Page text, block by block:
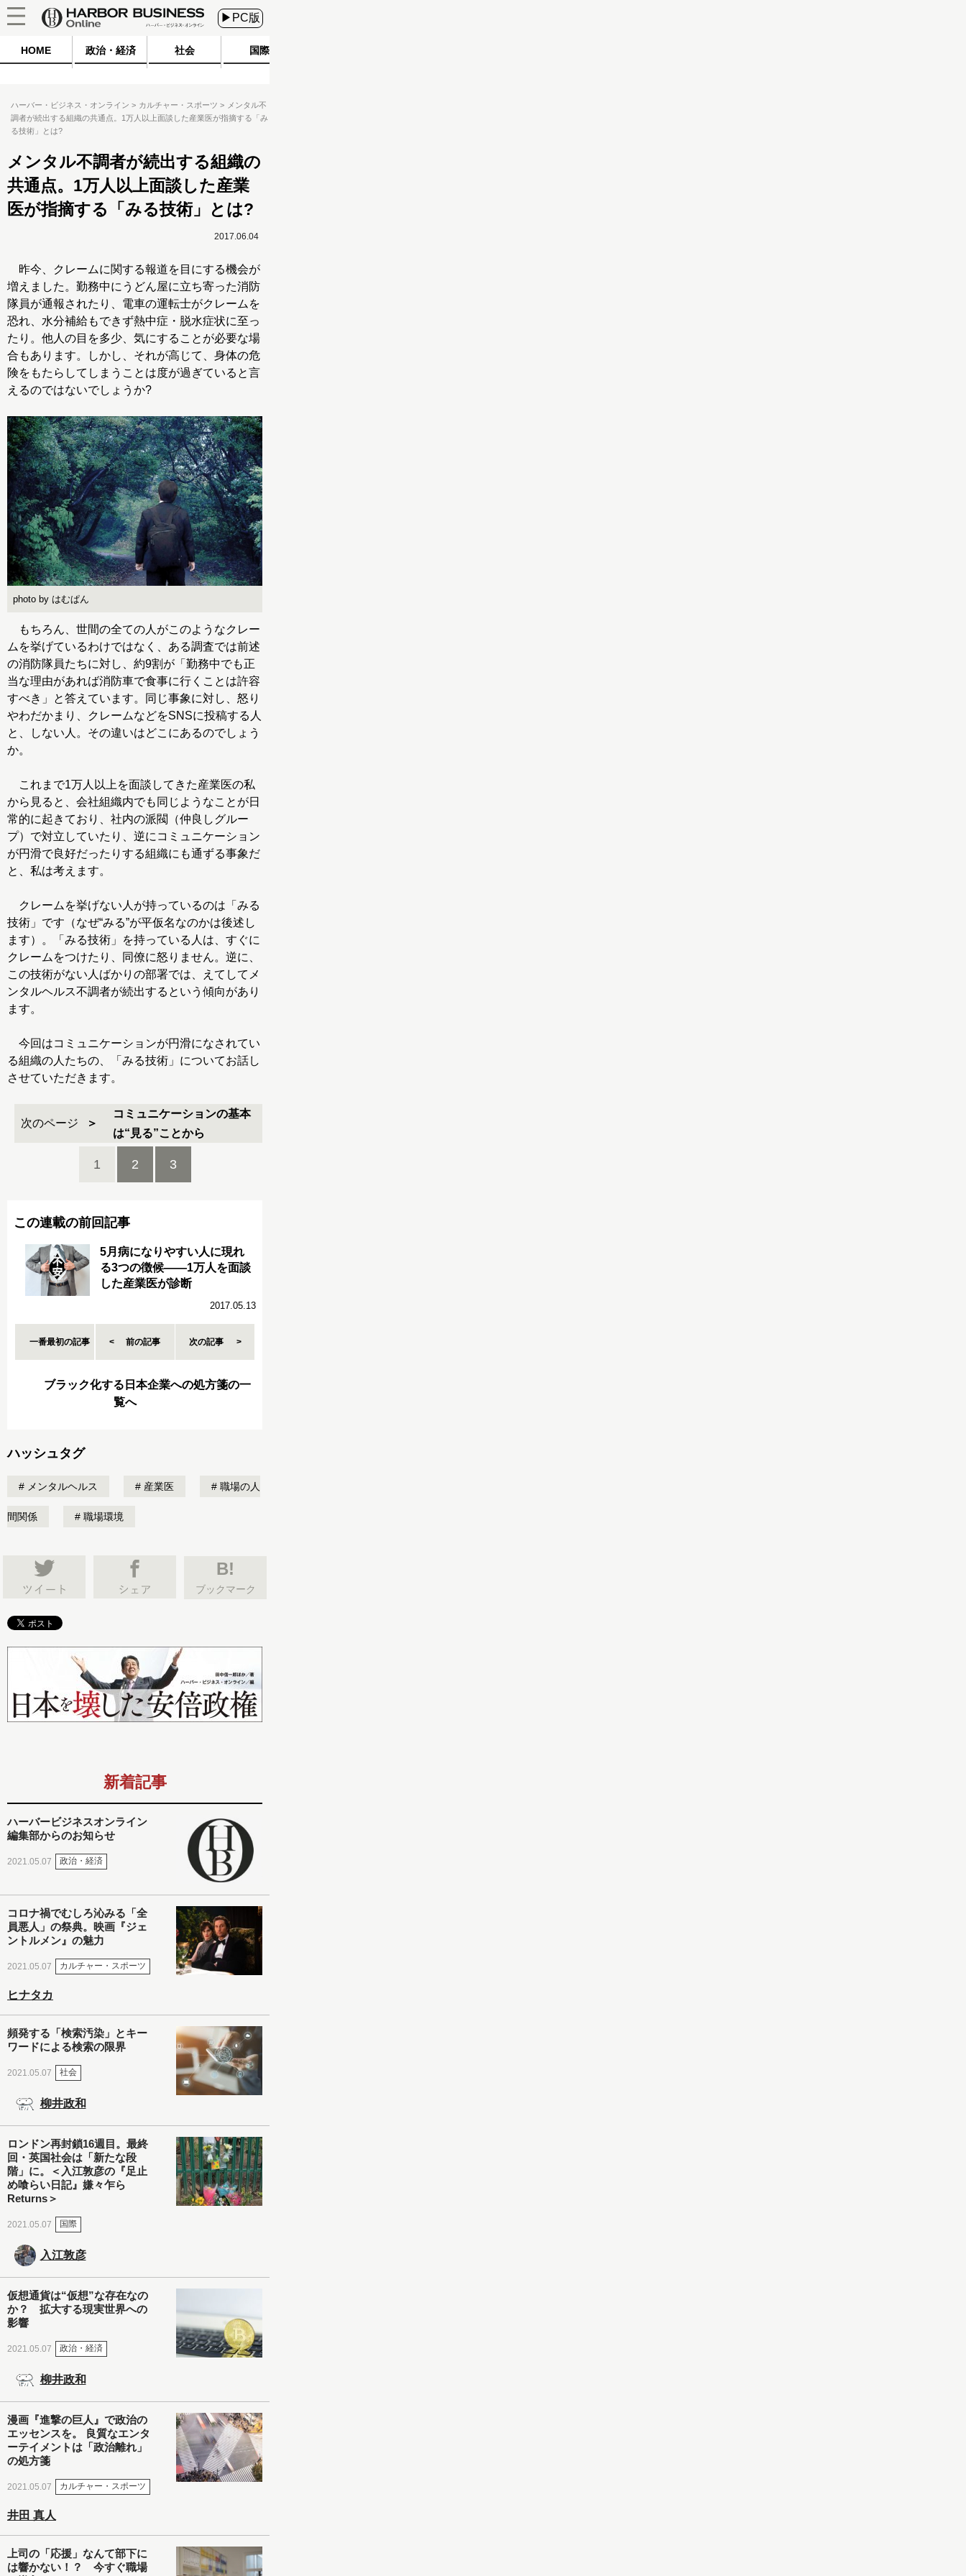
▶PC版
HOME 政治・経済 社会 国際
ハーバー・ビジネス・オンライン カルチャー・スポーツ
メンタル不
調者が続出する組織の共通点。1万人以上面談した産業医が指摘する「み
る技術」とは?
メンタル不調者が続出する組織の
共通点。1万人以上面談した産業
医が指摘する「みる技術」とは?
2017.06.04
昨今、クレームに関する報道を目にする機会が
増えました。勤務中にうどん屋に立ち寄った消防
隊員が通報されたり、電車の運転士がクレームを
恐れ、水分補給もできず熱中症・脱水症状に至っ
たり。他人の目を多少、気にすることが必要な場
合もあります。しかし、それが高じて、身体の危
険をもたらしてしまうことは度が過ぎていると言
えるのではないでしょうか?
photo by はむぱん
もちろん、世間の全ての人がこのようなクレー
ムを挙げているわけではなく、ある調査では前述
の消防隊員たちに対し、約9割が「勤務中でも正
当な理由があれば消防車で食事に行くことは許容
すべき」と答えています。同じ事象に対し、怒り
やわだかまり、クレームなどをSNSに投稿する人
と、しない人。その違いはどこにあるのでしょう
か。
これまで1万人以上を面談してきた産業医の私
から見ると、会社組織内でも同じようなことが日
常的に起きており、社内の派閥（仲良しグルー
プ）で対立していたり、逆にコミュニケーション
が円滑で良好だったりする組織にも通ずる事象だ
と、私は考えます。
クレームを挙げない人が持っているのは「みる
技術」です（なぜ“みる”が平仮名なのかは後述し
ます）。「みる技術」を持っている人は、すぐに
クレームをつけたり、同僚に怒りません。逆に、
この技術がない人ばかりの部署では、えてしてメ
ンタルヘルス不調者が続出するという傾向があり
ます。
今回はコミュニケーションが円滑になされてい
る組織の人たちの、「みる技術」についてお話し
させていただきます。
次のページ
コミュニケーションの基本
は“見る”ことから
1 2 3
この連載の前回記事
5月病になりやすい人に現れ
る3つの徴候――1万人を面談
した産業医が診断
2017.05.13
一番最初の記事 前の記事 次の記事
ブラック化する日本企業への処方箋の一
覧へ
ハッシュタグ
メンタルヘルス 産業医 職場の人
間関係 職場環境
B!
ブックマーク
新着記事
ハーバービジネスオンライン
編集部からのお知らせ
2021.05.07 政治・経済
コロナ禍でむしろ沁みる「全
員悪人」の祭典。映画『ジェ
ントルメン』の魅力
2021.05.07 カルチャー・スポーツ
ヒナタカ
頻発する「検索汚染」とキー
ワードによる検索の限界
2021.05.07 社会
柳井政和
ロンドン再封鎖16週目。最終
回・英国社会は「新たな段
階」に。＜入江敦彦の『足止
め喰らい日記』嫌々乍ら
Returns＞
2021.05.07 国際
入江敦彦
仮想通貨は“仮想”な存在なの
か？ 拡大する現実世界への
影響
2021.05.07 政治・経済
柳井政和
漫画『進撃の巨人』で政治の
エッセンスを。 良質なエンタ
ーテイメントは「政治離れ」
の処方箋
2021.05.07 カルチャー・スポーツ
井田 真人
上司の「応援」なんて部下に
は響かない！？ 今すぐ職場